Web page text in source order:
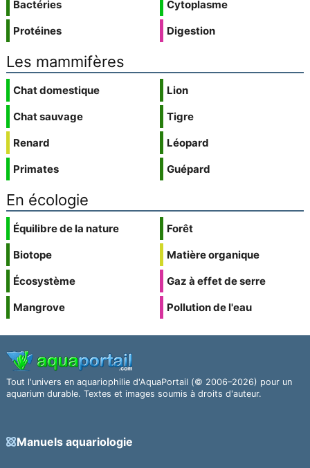
Bactéries
Protéines
Cytoplasme
Digestion
Les mammifères
Chat domestique
Chat sauvage
Renard
Primates
Lion
Tigre
Léopard
Guépard
En écologie
Équilibre de la nature
Biotope
Écosystème
Mangrove
Forêt
Matière organique
Gaz à effet de serre
Pollution de l'eau
Tout l'univers en aquariophilie d'AquaPortail (© 2006–2026) pour un
aquarium durable. Textes et images soumis à droits d'auteur.
Manuels aquariologie